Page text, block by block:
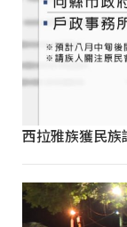
西拉雅族獲民